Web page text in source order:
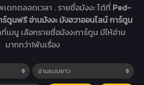
ดทตลอดเวลา . รายชื่อมังงะ ได้ที่ Ped-
ตูนฟรี อ่านมังงะ มังฮวาออนไลน์ การ์ตูน
เมนู เลือกรายชื่อมังงะการ์ตูน มีให้อ่าน
มากกว่า1พันเรื่อง